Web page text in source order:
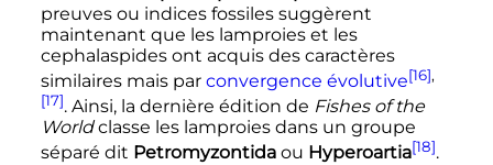
preuves ou indices fossiles suggèrent
maintenant que les lamproies et les
cephalaspides ont acquis des caractères
similaires mais par convergence évolutive[16],
[17]. Ainsi, la dernière édition de Fishes of the
Worldclasse les lamproies dans un groupe
séparé dit Petromyzontidaou Hyperoartia[18].